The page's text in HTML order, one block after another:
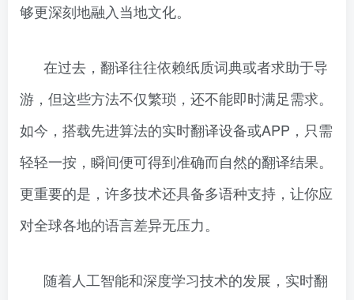
够更深刻地融入当地文化。
在过去，翻译往往依赖纸质词典或者求助于导
游，但这些方法不仅繁琐，还不能即时满足需求。
如今，搭载先进算法的实时翻译设备或APP，只需
轻轻一按，瞬间便可得到准确而自然的翻译结果。
更重要的是，许多技术还具备多语种支持，让你应
对全球各地的语言差异无压力。
随着人工智能和深度学习技术的发展，实时翻